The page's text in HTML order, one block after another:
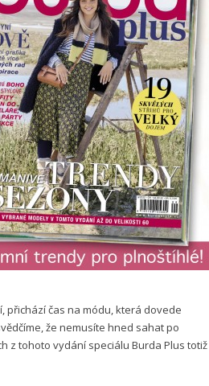
přichází čas na módu, která dovede
že nemusíte hned sahat po
z tohoto vydání speciálu Burda Plus totiž